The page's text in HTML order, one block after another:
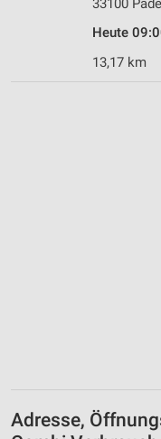
33100
Heute
13,17 km
Adresse,
auf einem Endgerät